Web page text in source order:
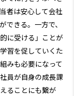
者は安心して会社
できる。一方で、
に受ける」ことが
習を促していくた
みも必要になって
員が自身の成長課
ることにも繋が